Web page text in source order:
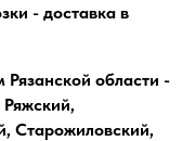
- доставка в
области -
Старожиловский,